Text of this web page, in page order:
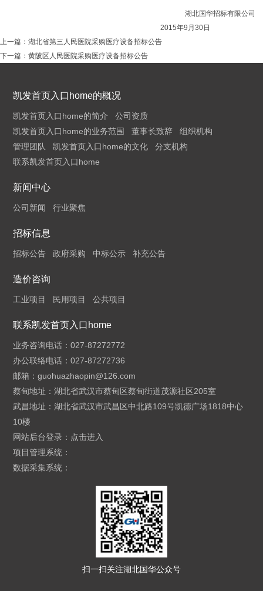
湖北国华招标有限公司
2015年9月30日
上一篇： 湖北省第三人民医院采购医疗设备招标公告
下一篇： 黄陂区人民医院采购医疗设备招标公告
凯发首页入口home的概况
凯发首页入口home的简介
公司资质
凯发首页入口home的业务范围
董事长致辞
组织机构
管理团队
凯发首页入口home的文化
分支机构
联系凯发首页入口home
新闻中心
公司新闻 行业聚焦
招标信息
招标公告 政府采购 中标公示 补充公告
造价咨询
工业项目 民用项目 公共项目
联系凯发首页入口home
业务咨询电话：027-87272772
办公联络电话：027-87272736
邮箱：guohuazhaopin@126.com
蔡甸地址：湖北省武汉市蔡甸区蔡甸街道茂源社区205室
武昌地址：湖北省武汉市武昌区中北路109号凯德广场1818中心
10楼
网站后台登录： 点击进入
项目管理系统：
数据采集系统：
扫一扫关注湖北国华公众号